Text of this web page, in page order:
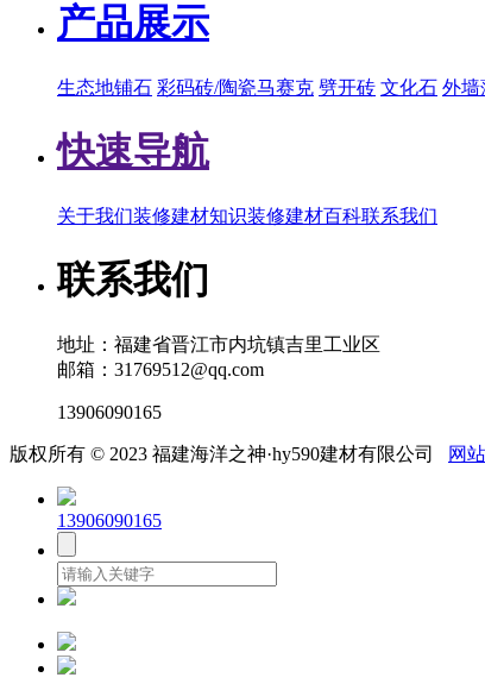
产品展示
生态地铺石 彩码砖/陶瓷马赛克 劈开砖 文化石 外墙
快速导航
关于我们装修建材知识装修建材百科联系我们
联系我们
地址：福建省晋江市内坑镇吉里工业区
邮箱：31769512@qq.com
13906090165
版权所有 © 2023 福建海洋之神·hy590建材有限公司 网
13906090165